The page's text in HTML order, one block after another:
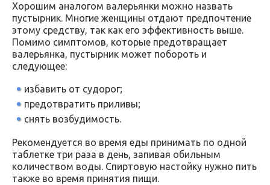
Хорошим аналогом валерьянки можно назвать
пустырник. Многие женщины отдают предпочтение
этому средству, так как его эффективность выше.
Помимо симптомов, которые предотвращает
валерьянка, пустырник может побороть и
следующее:
избавить от судорог;
предотвратить приливы;
снять возбудимость.
Рекомендуется во время еды принимать по одной
таблетке три раза в день, запивая обильным
количеством воды. Спиртовую настойку нужно пить
также во время принятия пищи.